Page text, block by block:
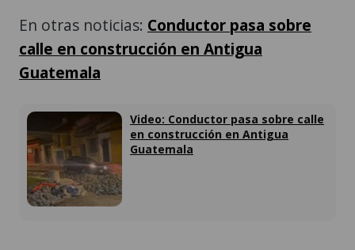
En otras noticias: Conductor pasa sobre
calle en construcción en Antigua
Guatemala
Video: Conductor pasa sobre calle
en construcción en Antigua
Guatemala